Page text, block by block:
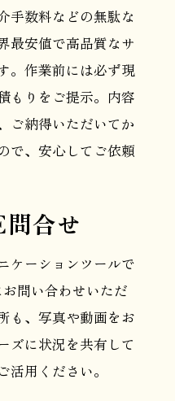
手数料などの無駄な
最安値で高品質なサ
。作業前には必ず現
もりをご提示。内容
ご納得いただいてか
で、安心してご依頼
合せ
ケーションツールで
問い合わせいただ
も、写真や動画をお
ズに状況を共有して
活用ください。